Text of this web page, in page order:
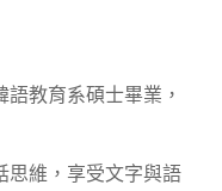
教育系碩士畢業，
思維，享受文字與語